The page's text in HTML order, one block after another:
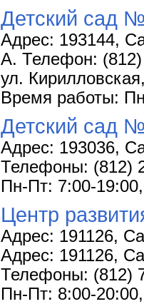
Детский сад
Адрес: 193144,
А. Телефон: (812)
ул.
Время работы:
Детский сад
Адрес: 193036,
Телефоны: (812)
Пн-Пт: 7:00-
Центр
Адрес: 191126,
Адрес: 191126,
Телефоны: (812)
Пн-Пт: 8:00-